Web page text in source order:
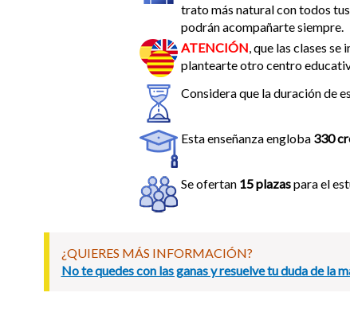
trato más natural con todos
podrán acompañarte siempre.
ATENCIÓN , que las clases se
plantearte otro centro
Considera que la duración de
Esta enseñanza engloba 330
Se ofertan 15 plazaspara el
¿QUIERES MÁS INFORMACIÓN?
No te quedes con las ganas y resuelve tu duda de la